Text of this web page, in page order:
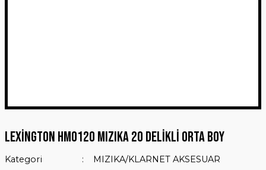
LEXİNGTON HM0120 MIZIKA 20 DELİKLİ ORTA BOY
Kategori
MIZIKA/KLARNET AKSESUAR